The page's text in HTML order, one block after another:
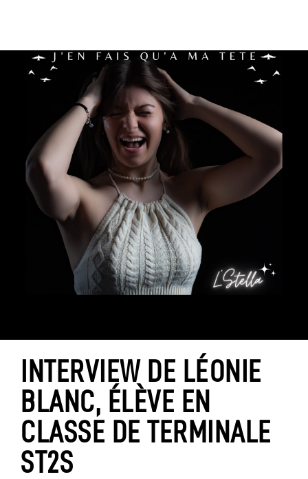
INTERVIEW DE LÉONIE
BLANC, ÉLÈVE EN
CLASSE DE TERMINALE
ST2S